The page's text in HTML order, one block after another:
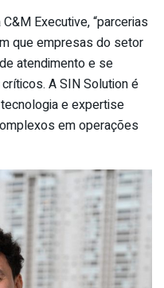
Executive, “parcerias
que empresas do setor
atendimento e se
ASINSolutioné
e expertise
em operações